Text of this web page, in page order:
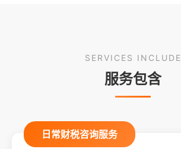
SERVICES INCLUDE
服务包含
日常财税咨询服务